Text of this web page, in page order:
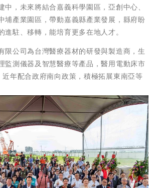
中，未來將結合嘉義科學園區，亞創中心、
埔產業園區，帶動嘉義縣產業發展，縣府盼
進駐、移轉，能培育更多在地人才。
限公司為台灣醫療器材的研發與製造商，生
監測儀器及智慧醫療等產品，醫用電動床市
年配合政府南向政策，積極拓展東南亞等